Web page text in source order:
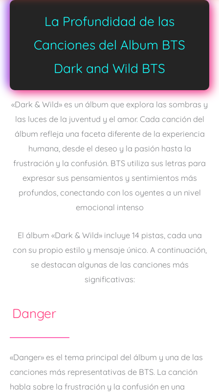
La Profundidad de las
Canciones del Album BTS
Dark and Wild BTS
«Dark & Wild» es un álbum que explora las sombras y
las luces de la juventud y el amor. Cada canción del
álbum refleja una faceta diferente de la experiencia
humana, desde el deseo y la pasión hasta la
frustración y la confusión. BTS utiliza sus letras para
expresar sus pensamientos y sentimientos más
profundos, conectando con los oyentes a un nivel
emocional intenso
El álbum «Dark & Wild» incluye 14 pistas, cada una
con su propio estilo y mensaje único. A continuación,
se destacan algunas de las canciones más
significativas:
Danger
«Danger» es el tema principal del álbum y una de las
canciones más representativas de BTS. La canción
habla sobre la frustración y la confusión en una